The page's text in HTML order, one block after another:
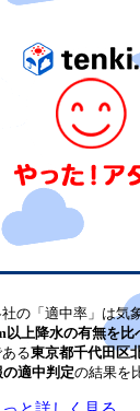
の「適中率」は気
上降水の有無を比
る東京都千代田区
適中判定の結果を